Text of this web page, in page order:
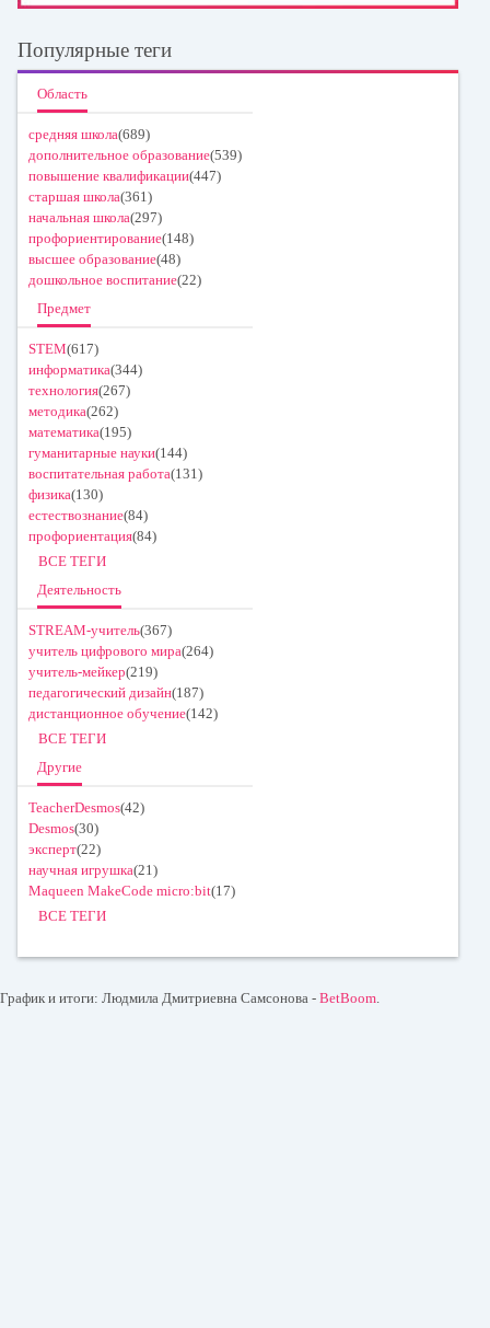
Популярные теги
Область
средняя школа(689)
дополнительное образование(539)
повышение квалификации(447)
старшая школа(361)
начальная школа(297)
профориентирование(148)
высшее образование(48)
дошкольное воспитание(22)
Предмет
STEM(617)
информатика(344)
технология(267)
методика(262)
математика(195)
гуманитарные науки(144)
воспитательная работа(131)
физика(130)
естествознание(84)
профориентация(84)
ВСЕ ТЕГИ
Деятельность
STREAM-учитель(367)
учитель цифрового мира(264)
учитель-мейкер(219)
педагогический дизайн(187)
дистанционное обучение(142)
ВСЕ ТЕГИ
Другие
TeacherDesmos(42)
Desmos(30)
эксперт(22)
научная игрушка(21)
Maqueen MakeCode micro:bit(17)
ВСЕ ТЕГИ
График и итоги: Людмила Дмитриевна Самсонова - BetBoom